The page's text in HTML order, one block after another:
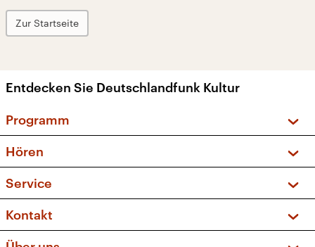
Zur Startseite
Entdecken Sie Deutschlandfunk Kultur
Programm
Sendungen und Podcasts
Musikliste
Kakadu – Das Kinderprogramm
Hören
Frequenzen (UKW + DAB+)
Service
FAQ
Apps
Kontakt